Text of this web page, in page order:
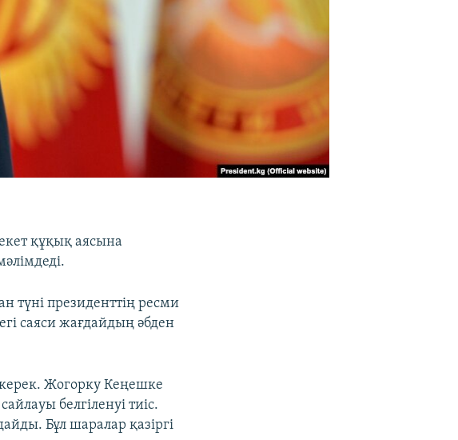
құқық аясына
түні президенттің ресми
саяси жағдайдың әбден
Жогорку Кеңешке
белгіленуі тиіс.
Бұл шаралар қазіргі